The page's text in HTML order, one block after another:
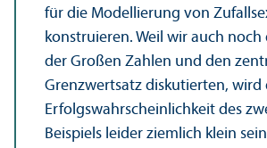
für die Modellierung von
konstruieren. Weil wir auch noch
der Großen Zahlen und den
Grenzwertsatz diskutierten, wird
Erfolgswahrscheinlichkeit des
Beispiels leider ziemlich klein